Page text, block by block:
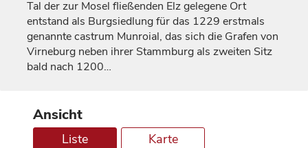
Tal der zur Mosel fließenden Elz gelegene Ort
entstand als Burgsiedlung für das 1229 erstmals
genanntecastrum Munroial, das sich die Grafen von
Virneburg neben ihrer Stammburg als zweiten Sitz
bald nach 1200…
Ansicht
Liste Karte